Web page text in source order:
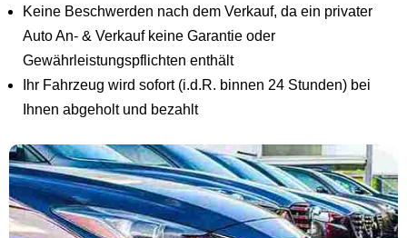
Keine Beschwerden nach dem Verkauf, da ein privater
Auto An- & Verkauf keine Garantie oder
Gewährleistungspflichten enthält
Ihr Fahrzeug wird sofort (i.d.R. binnen 24 Stunden) bei
Ihnen abgeholt und bezahlt